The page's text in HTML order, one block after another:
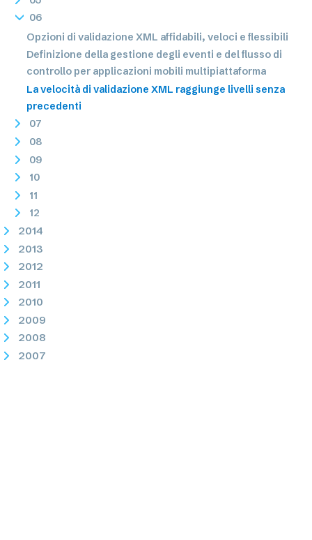
06
Opzioni di validazione XML affidabili, veloci e flessibili
Definizione della gestione degli eventi e del flusso di
controllo per applicazioni mobili multipiattaforma
La velocità di validazione XML raggiunge livelli senza
precedenti
07
08
09
10
11
12
2014
2013
2012
2011
2010
2009
2008
2007